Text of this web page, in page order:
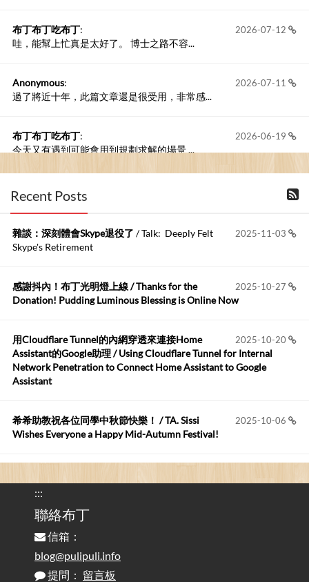
2026-07-12
布丁布丁吃布丁:
哇，能幫上忙真是太好了。 博士之路不容...
2026-07-11
Anonymous:
過了將近十年，此篇文章還是很受用，非常感...
2026-06-19
布丁布丁吃布丁:
今天又有遇到可能會用到規劃求解的場景 ...
2026-06-18
布丁布丁吃布丁
kage好像也可以下載整個網站 感謝分享
Anonymous:
https://github.com/t...
布丁布丁吃布丁:
我目前並沒有常駐的Google Home...
2026-05-15
Robertmycs:
這篇WinXP公用電腦安裝與優化的步驟超...
您好,首先肯定感謝您造福許多莘莘學子。有...
Recent Posts
2025-11-03
雜談：深刻體會Skype退役了 / Talk: Deeply Felt
Skype's Retirement
2025-10-27
感謝抖內！布丁光明燈上線 / Thanks for the
Donation! Pudding Luminous Blessing is Online Now
2025-10-20
用Cloudflare Tunnel的內網穿透來連接Home
Assistant的Google助理 / Using Cloudflare Tunnel for Internal
Network Penetration to Connect Home Assistant to Google
Assistant
2025-10-06
希希助教祝各位同學中秋節快樂！ / TA. Sissi
Wishes Everyone a Happy Mid-Autumn Festival!
的問題 / Are You Tired of Looking at the Computer? Pay More
Attention to Glare Than the Screen
為何桌前打字總是腰痠背痛？桌子高度和螢幕高度
對人體工學的影響 / The Effect of Desk and Monitor Height on
Ergonomics: Why Does Typing at a Desk Often Lead to Back Pain?
:::
聯絡布丁
信箱：
blog@pulipuli.info
提問： 留言板